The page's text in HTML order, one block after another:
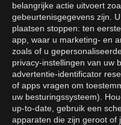
belangrijke actie uitvoert
gebeurtenisgegevens zijn.
plaatsen stoppen: ten
app, waar u marketing- en
zoals of u
privacy-instellingen van uw
advertentie-identificator
of apps vragen om
uw besturingssysteem).
up-to-date, gebruik een
apparaten die zijn geroot of